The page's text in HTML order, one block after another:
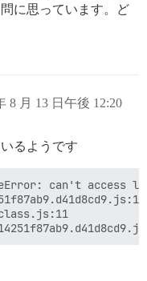
に思っています。ど
8 月 13 日午後 12:20
るようです
can't